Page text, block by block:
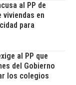
al PP de
viviendas en
para
al PP que
del Gobierno
los colegios